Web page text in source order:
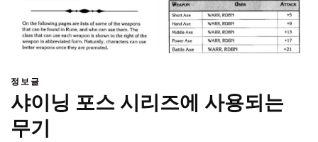
정보글
샤이닝 포스 시리즈에 사용되는
무기